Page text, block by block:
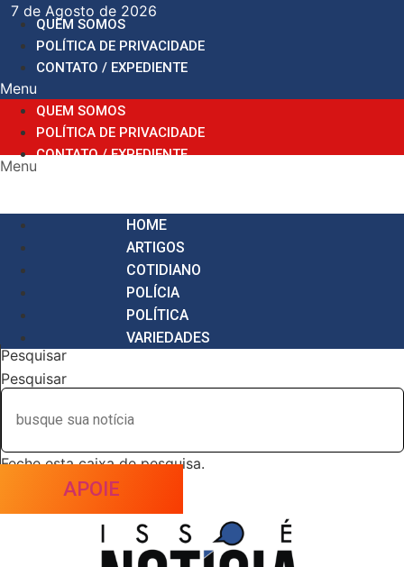
para
conteúdo
7 de Agosto de 2026
QUEM SOMOS
POLÍTICA DE PRIVACIDADE
CONTATO / EXPEDIENTE
Menu
QUEM SOMOS
POLÍTICA DE PRIVACIDADE
CONTATO / EXPEDIENTE
Menu
HOME
ARTIGOS
COTIDIANO
POLÍCIA
POLÍTICA
VARIEDADES
Pesquisar
Pesquisar
Feche esta caixa de pesquisa.
APOIE